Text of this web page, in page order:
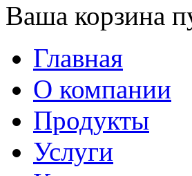
Ваша корзина
Главная
О компании
Продукты
Услуги